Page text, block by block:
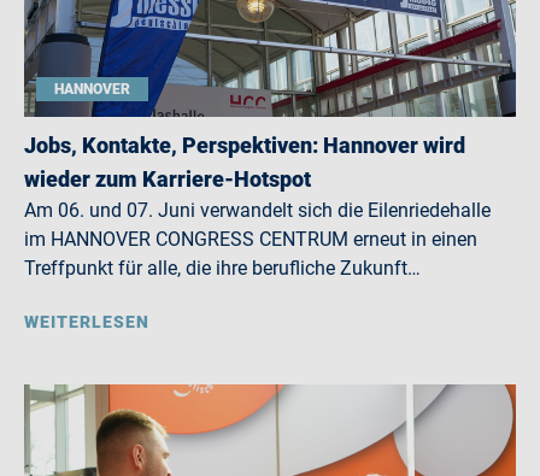
HANNOVER
Jobs, Kontakte, Perspektiven: Hannover wird
wieder zum Karriere-Hotspot
Am 06. und 07. Juni verwandelt sich die Eilenriedehalle
im HANNOVER CONGRESS CENTRUM erneut in einen
Treffpunkt für alle, die ihre berufliche Zukunft…
WEITERLESEN